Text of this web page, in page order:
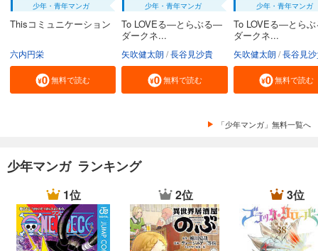
少年・青年マンガ
Thisコミュニケーション
六内円栄
無料で読む
少年・青年マンガ
To LOVEる―とらぶる―
ダークネ...
矢吹健太朗 長谷見沙貴
無料で読む
少年・青年マンガ
To LOVEる―とら
ダークネ...
矢吹健太朗 長谷見
無料で読む
「少年マンガ」無料一覧へ
少年マンガ ランキング
1位 2位 3位